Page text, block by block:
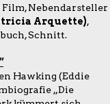
Film, Nebendarsteller
Arquette),
Schnitt.
Hawking (Eddie
„Die